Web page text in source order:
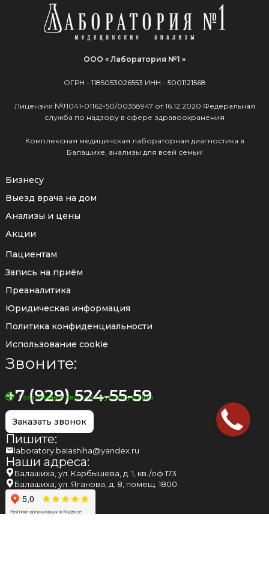
ООО « Лаборатория №1 »
ОГРН - 1185053026553 ИНН - 5001121568
Лицензия №Л041-01162-50/00358947 от 16.12.2020 Федеральная
служба по надзору в сфере здравоохранения
Комплексная медицинская лабораторная диагностика в
Балашихе, анализы для всей семьи!
Бизнесу
Выезд врача на дом
Анализы и цены
Акции
Пациентам
Запись на приём
Преаналитика
Юридическая информация
Политика конфиденциальности
Использование cookie
Звоните:
+7 (929) 524-55-59
Принимаем звонки круглосуточно
Заказать звонок
Пишите:
laboratory.balashiha@yandex.ru
Наши адреса:
Балашиха, ул. Карбышева, д. 1, кв./оф.173
Балашиха, ул. Яганова, д. 8, помещ. 1800